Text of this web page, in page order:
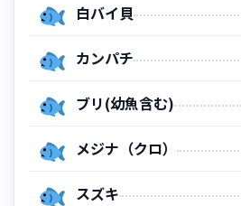
白バイ貝
カンパチ
ブリ(幼魚含む)
メジナ（クロ）
スズキ